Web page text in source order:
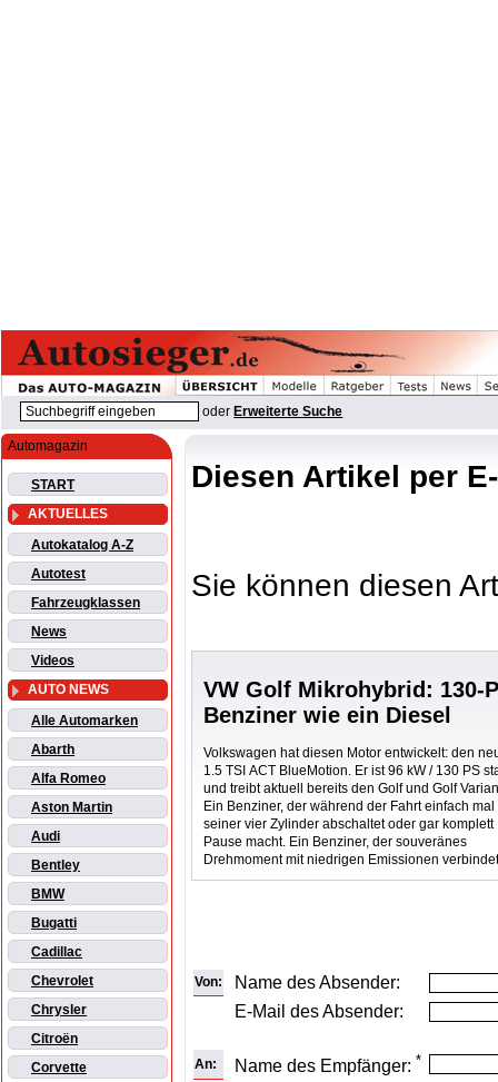
oder Erweiterte Suche
Automagazin
START
AKTUELLES
Autokatalog A-Z
Autotest
Fahrzeugklassen
News
Videos
AUTO NEWS
Alle Automarken
Abarth
Alfa Romeo
Aston Martin
Audi
Bentley
BMW
Bugatti
Cadillac
Chevrolet
Chrysler
Citroën
Corvette
Diesen Artikel per
Sie können diesen
VW Golf Mikrohybrid: 130-
Benziner wie ein Diesel
Volkswagen hat diesen Motor entwickelt: den
1.5 TSI ACT BlueMotion. Er ist 96 kW / 130 PS
und treibt aktuell bereits den Golf und Golf
Ein Benziner, der während der Fahrt einfach
seiner vier Zylinder abschaltet oder gar komplett
Pause macht. Ein Benziner, der souveränes
Drehmoment mit niedrigen Emissionen
Von:
Name des Absender:
E-Mail des Absender:
An: Name des Empfänger: *